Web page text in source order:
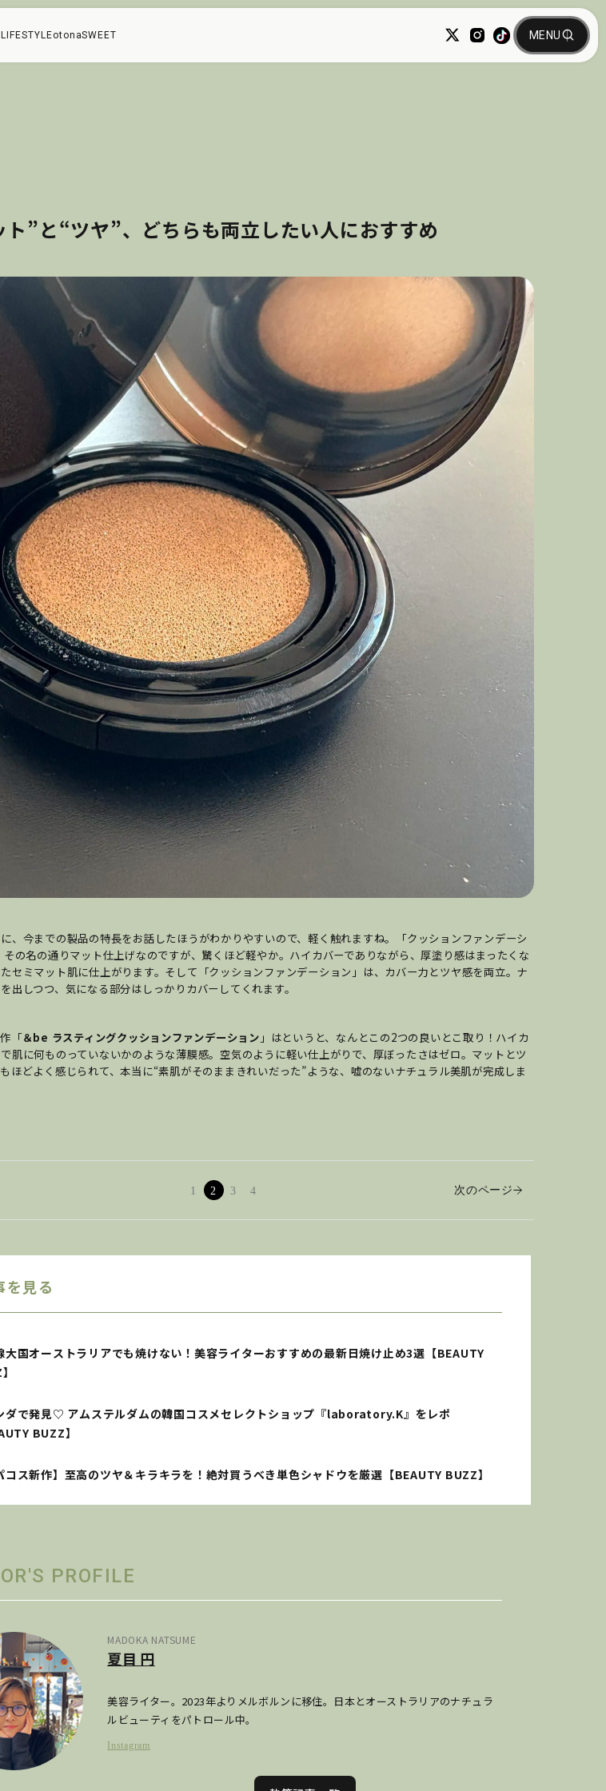
LIFESTYLEotonaSWEET
ト”と“ツヤ”、どちらも両立したい人におすすめ
、今までの製品の特長をお話したほうがわかりやすいので、軽く触れますね。「クッションファンデーシ
その名の通りマット仕上げなのですが、驚くほど軽やか。ハイカバーでありながら、厚塗り感はまったくな
セミマット肌に仕上がります。そして「クッションファンデーション」は、カバー力とツヤ感を両立。ナ
出しつつ、気になる部分はしっかりカバーしてくれます。
「＆be ラスティングクッションファンデーション 」はというと、なんとこの2つの良いとこ取り！ハイカ
肌に何ものっていないかのような薄膜感。空気のように軽い仕上がりで、厚ぼったさはゼロ。マットとツ
ほどよく感じられて、本当に“素肌がそのままきれいだった”ような、嘘のないナチュラル美肌が完成しま
1 2 3 4 次のページ
を見る
大国オーストラリアでも焼けない！美容ライターおすすめの最新日焼け止め3選【BEAUTY
ダで発見♡ アムステルダムの韓国コスメセレクトショップ『laboratory.K』をレポ
BUZZ】
コス新作】至高のツヤ＆キラキラを！絶対買うべき単色シャドウを厳選【BEAUTY BUZZ】
PROFILE
MADOKA NATSUME
夏目 円
美容ライター。2023年よりメルボルンに移住。日本とオーストラリアのナチュラ
ルビューティをパトロール中。
Instagram